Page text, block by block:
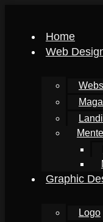
Home
Web
Graphic
Logo